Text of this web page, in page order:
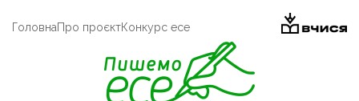
ГоловнаПро проєктКонкурс есе